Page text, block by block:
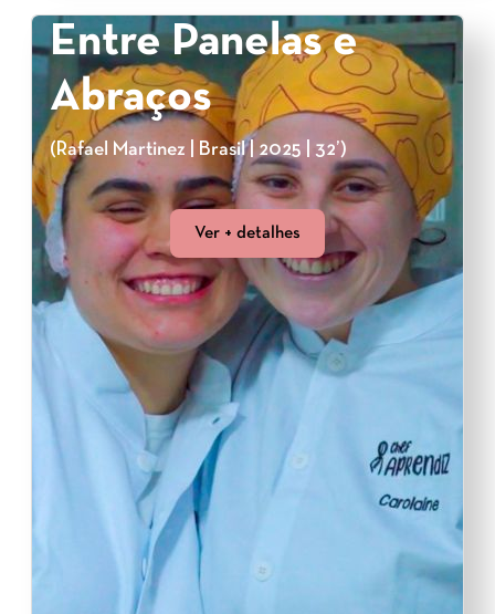
Entre Panelas e
Abraços
(Rafael Martinez | Brasil | 2025 | 32’)
Ver + detalhes